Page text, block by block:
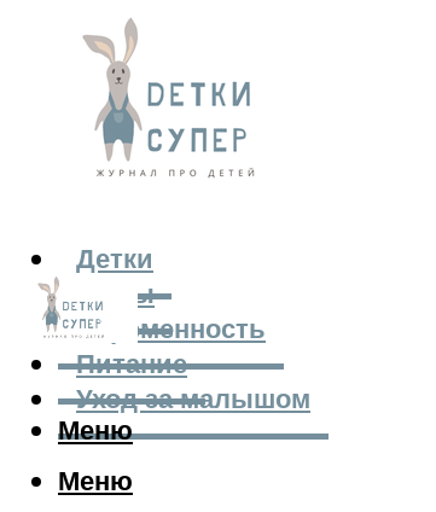
Детки
Мамы
Беременность
Питание
Уход за малышом
Меню
Меню